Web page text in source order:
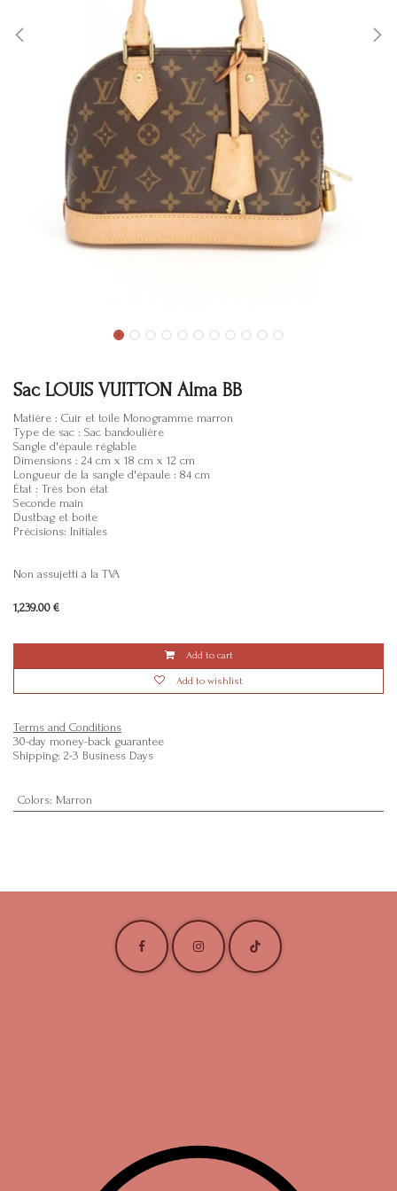
Sac LOUIS VUITTON Alma BB
Matière : Cuir et toile Monogramme marron
Type de sac : Sac bandoulière
Sangle d'épaule réglable
Dimensions : 24 cm x 18 cm x 12 cm
Longueur de la sangle d'épaule : 84 cm
État : Très bon état
Seconde main
Dustbag et boîte
Précisions: Initiales
Non assujetti à la TVA
1,239.00 €
Add to cart
Add to wishlist
Terms and Conditions
30-day money-back guarantee
Shipping: 2-3 Business Days
Colors: Marron